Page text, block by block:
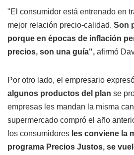
"El consumidor está entrenado en
mejor relación precio-calidad. Son
porque en épocas de inflación
precios, son una guía", afirmó
Por otro lado, el empresario
algunos productos del plan se
empresas les mandan la misma
supermercado compró el año
los consumidores les conviene la
programa Precios Justos, se